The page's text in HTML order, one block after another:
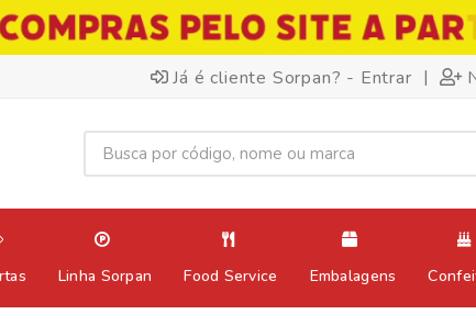
Já é cliente Sorpan? - Entrar |
Linha Sorpan Food Service Embalagens